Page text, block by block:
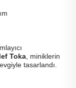
Toka, miniklerin
tasarlandı.